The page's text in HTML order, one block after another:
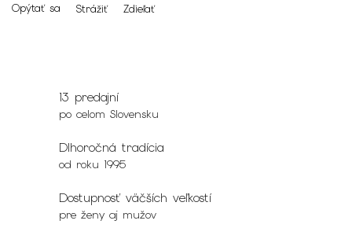
Opýtať sa Strážiť Zdieľať
13 predajní
po celom Slovensku
Dlhoročná tradícia
od roku 1995
Dostupnosť väčších veľkostí
pre ženy aj mužov